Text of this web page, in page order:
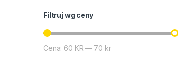
Filtruj wg ceny
Cena min
Cena max
Cena: 60 KR — 70 kr